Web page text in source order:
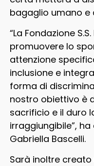
bagaglio umano e
“La Fondazione
promuovere lo
attenzione
inclusione e
forma di
nostro obiettivo è
sacrificio e il duro
irraggiungibile”,
Gabriella Bascelli.
Sarà inoltre creato